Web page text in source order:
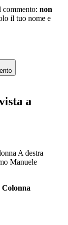
commento: non
il tuo nome e
a
A destra
Manuele